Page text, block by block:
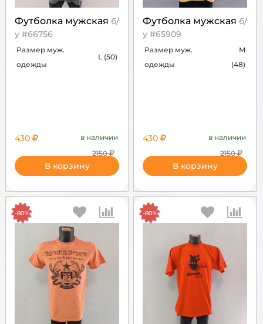
Футболка мужская б/
у #66756
Размер муж.
одежды
L (50)
430
в наличии
2150
В корзину
Футболка мужская б/
у #65909
Размер муж.
одежды
M
(48)
430
в наличии
2150
В корзину
-80% -80%